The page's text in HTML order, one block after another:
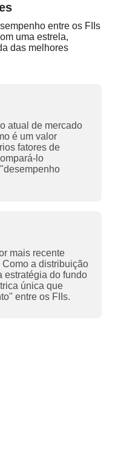
entre os FIIs
uma estrela,
das melhores
atual de mercado
é um valor
fatores de
lo
mais recente
a distribuição
estratégia do fundo
única que
entre os FIIs.